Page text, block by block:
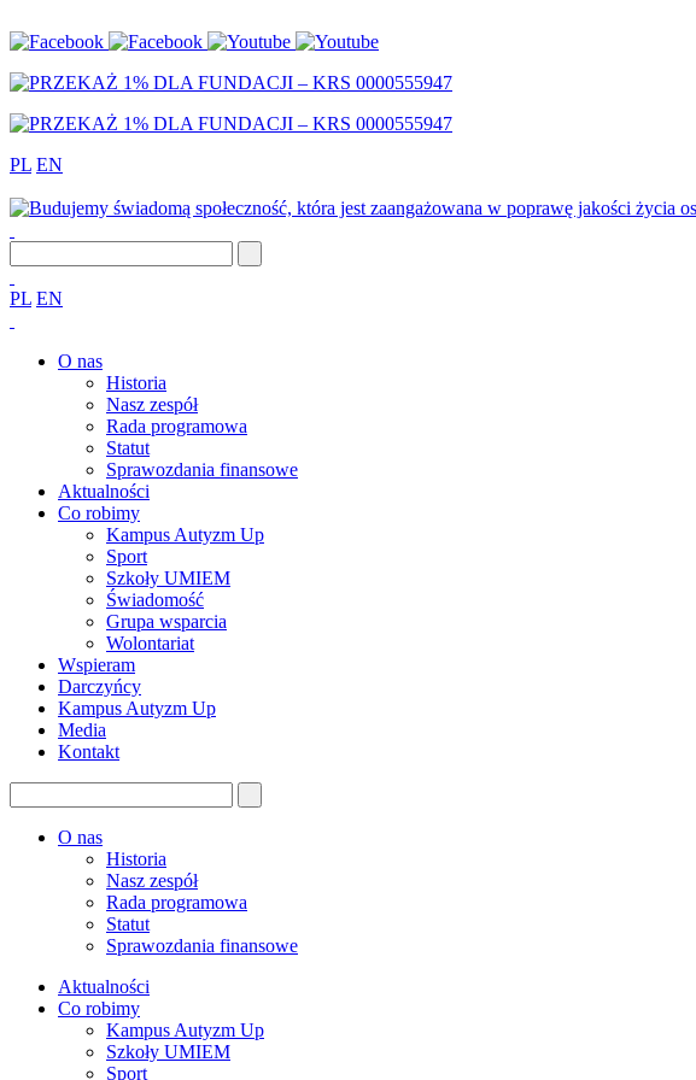
PL EN
PL EN
O nas
Historia
Nasz zespół
Rada programowa
Statut
Sprawozdania finansowe
Aktualności
Co robimy
Kampus Autyzm Up
Sport
Szkoły UMIEM
Świadomość
Grupa wsparcia
Wolontariat
Wspieram
Darczyńcy
Kampus Autyzm Up
Media
Kontakt
O nas
Historia
Nasz zespół
Rada programowa
Statut
Sprawozdania finansowe
Aktualności
Co robimy
Kampus Autyzm Up
Szkoły UMIEM
Sport